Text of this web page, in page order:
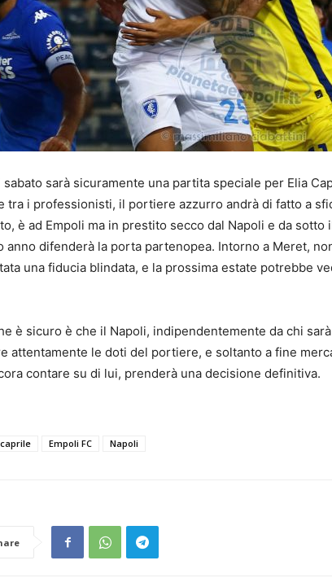
sabato sarà sicuramente una partita speciale per Elia
tra i professionisti, il portiere azzurro andrà di fatto a
è ad Empoli ma in prestito secco dal Napoli e da
anno difenderà la porta partenopea. Intorno a Meret,
una fiducia blindata, e la prossima estate potrebbe
è sicuro è che il Napoli, indipendentemente da chi
attentamente le doti del portiere, e soltanto a fine
contare su di lui, prenderà una decisione definitiva.
caprile Empoli FC Napoli